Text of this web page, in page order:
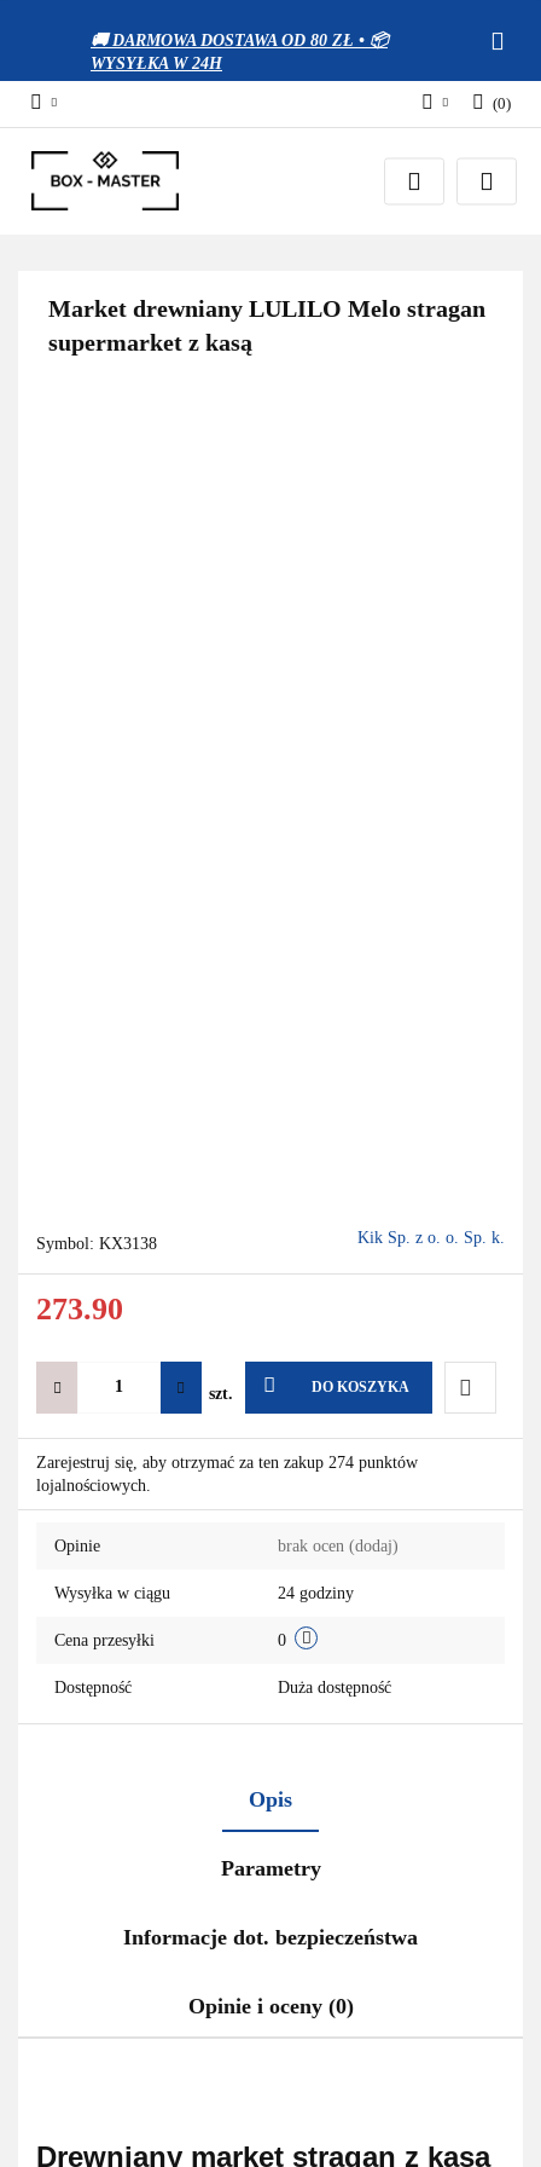
🚚 DARMOWA DOSTAWA OD 80 ZŁ • 📦
WYSYŁKA W 24H
Zaloguj się
Zarejestruj się
(0)
Market drewniany LULILO Melo stragan
supermarket z kasą
Symbol: KX3138 Kik Sp. z o. o. Sp. k.
273.90
szt. DO KOSZYKA
Do
Zarejestruj się, aby otrzymać za ten zakup 274 punktów
lojalnościowych.
Opinie brak ocen (dodaj)
Wysyłka w ciągu 24 godziny
Cena przesyłki 0
Dostępność Duża dostępność
Opis
Parametry
Informacje dot. bezpieczeństwa
Opinie i oceny (0)
Drewniany market stragan z kasą